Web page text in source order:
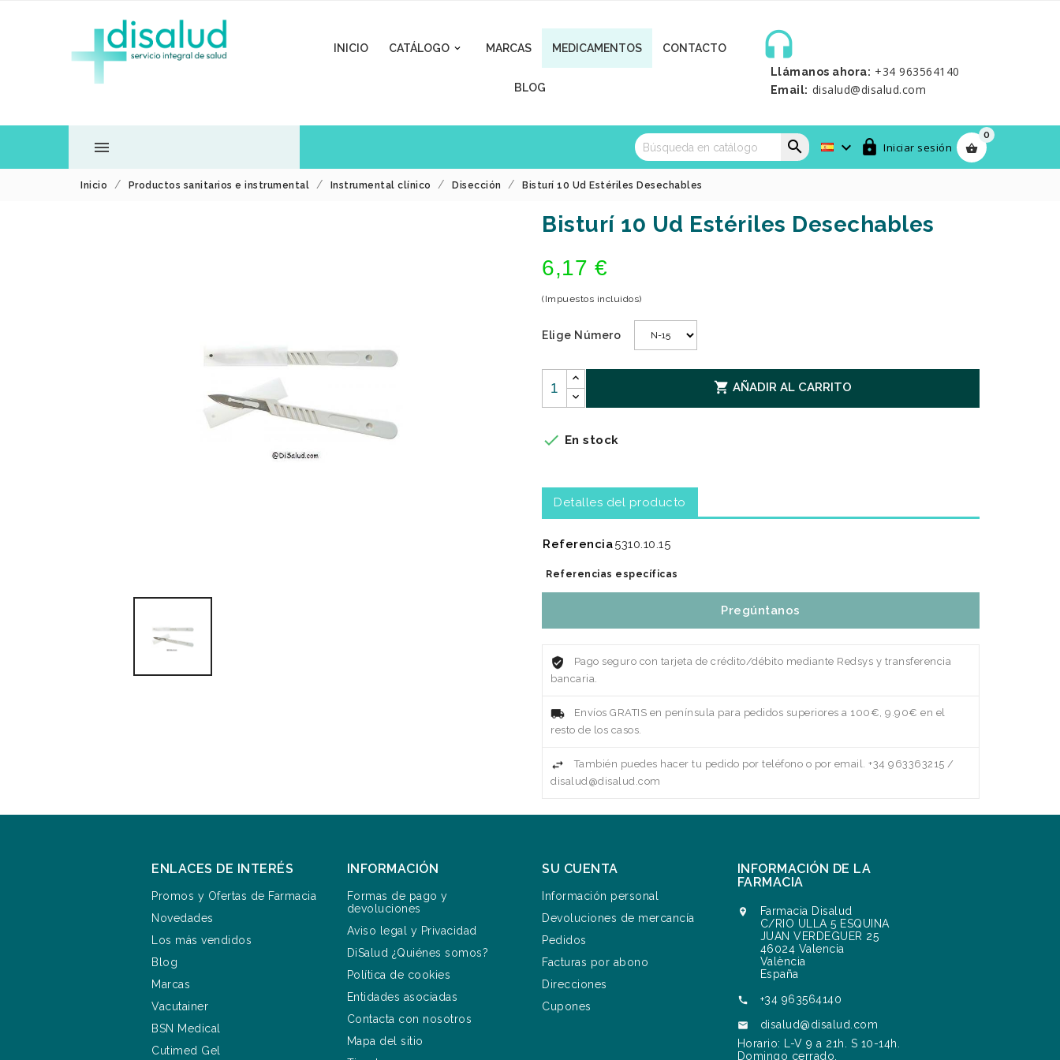
INICIO 
CATÁLOGO MARCAS MEDICAMENTOS CONTACTO
BLOG

Llámanos ahora: +34 963564140
Email: disalud@disalud.com

TODOS LOS

0
 Iniciar sesión


Inicio Productos sanitarios e instrumental Instrumental clínico Disección Bisturí 10 Ud Estériles Desechables
Bisturí 10 Ud Estériles Desechables
6,17 €
(Impuestos incluidos)
Elige Número
 AÑADIR AL CARRITO
 En stock
Detalles del producto
Referencia5310.10.15
Referencias específicas
Pregúntanos
Pago seguro con tarjeta de crédito/débito mediante Redsys y transferencia
bancaria.
Envíos GRATIS en península para pedidos superiores a 100€, 9.90€ en el
resto de los casos.
También puedes hacer tu pedido por teléfono o por email. +34 963363215 /
disalud@disalud.com
ENLACES DE INTERÉS
Promos y Ofertas de Farmacia
Novedades
Los más vendidos
Blog
Marcas
Vacutainer
BSN Medical
Cutimed Gel
INFORMACIÓN
Formas de pago y
devoluciones
Aviso legal y Privacidad
DiSalud ¿Quiénes somos?
Política de cookies
Entidades asociadas
Contacta con nosotros
Mapa del sitio
SU CUENTA
Información personal
Devoluciones de mercancía
Pedidos
Facturas por abono
Direcciones
Cupones
INFORMACIÓN DE LA
FARMACIA

Farmacia Disalud
C/RIO ULLA 5 ESQUINA
JUAN VERDEGUER 25
46024 Valencia
València
España
 +34 963564140

disalud@disalud.com
Horario: L-V 9 a 21h. S 10-14h.
Domingo cerrado.